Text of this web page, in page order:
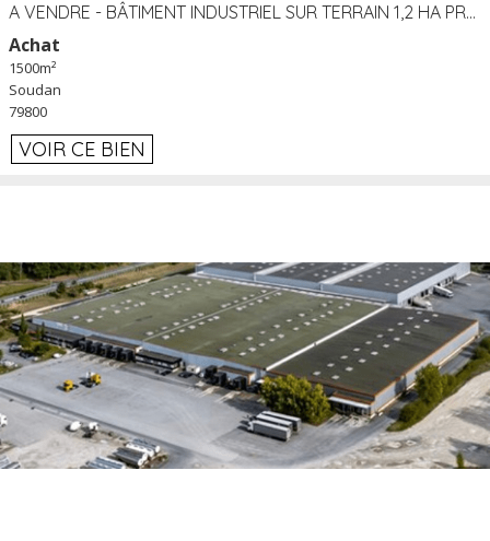
A VENDRE - BÂTIMENT INDUSTRIEL SUR TERRAIN 1,2 HA PROCHE ÉCHANGEUR A10 - SOUDAN (79)
Achat
1500m²
Soudan
79800
VOIR CE BIEN